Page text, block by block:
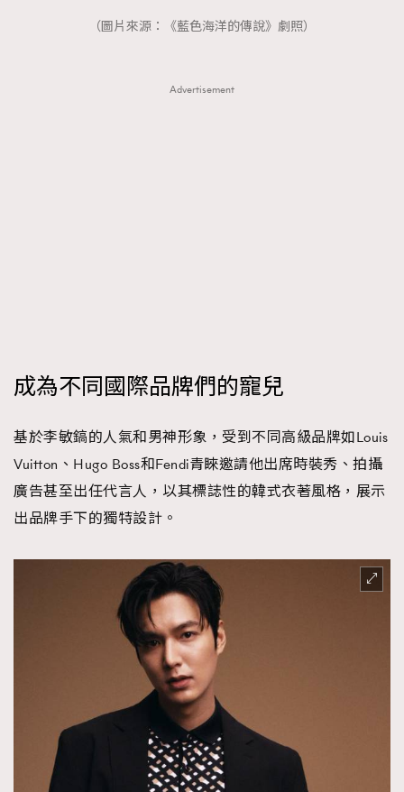
（圖片來源：《藍色海洋的傳說》劇照）
Advertisement
成為不同國際品牌們的寵兒
基於李敏鎬的人氣和男神形象，受到不同高級品牌如Louis
Vuitton、Hugo Boss和Fendi青睞邀請他出席時裝秀、拍攝
廣告甚至出任代言人，以其標誌性的韓式衣著風格，展示
出品牌手下的獨特設計。